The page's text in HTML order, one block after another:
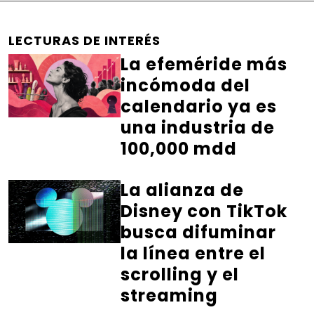
LECTURAS DE INTERÉS
La efeméride más
incómoda del
calendario ya es
una industria de
100,000 mdd
La alianza de
Disney con TikTok
busca difuminar
la línea entre el
scrolling y el
streaming